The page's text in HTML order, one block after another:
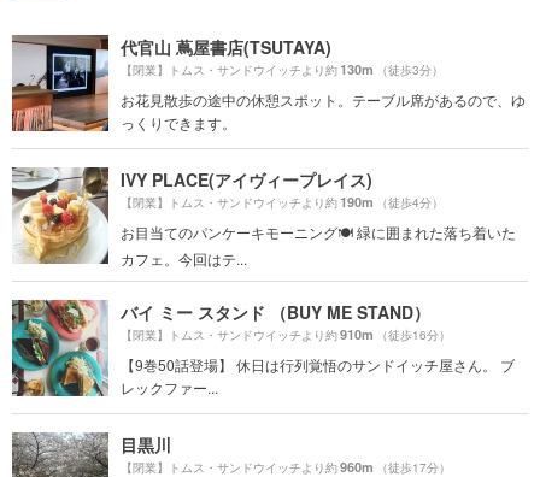
代官山 蔦屋書店(TSUTAYA)
【閉業】トムス・サンドウイッチより約130m （徒歩3分）
お花見散歩の途中の休憩スポット。テーブル席があるので、ゆ
っくりできます。
IVY PLACE(アイヴィープレイス)
【閉業】トムス・サンドウイッチより約190m （徒歩4分）
お目当てのパンケーキモーニング🍽 緑に囲まれた落ち着いた
カフェ。今回はテ...
バイ ミー スタンド （BUY ME STAND）
【閉業】トムス・サンドウイッチより約910m （徒歩16分）
【9巻50話登場】 休日は行列覚悟のサンドイッチ屋さん。 ブ
レックファー...
目黒川
【閉業】トムス・サンドウイッチより約960m （徒歩17分）